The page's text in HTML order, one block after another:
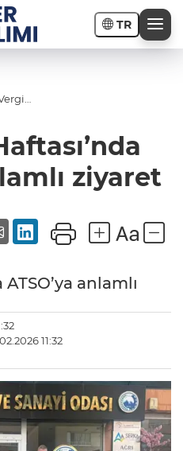
TR
ziyaret
anlamlı
11:32